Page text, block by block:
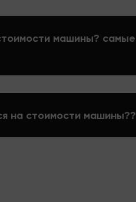
машины? самые
на стоимости машины??